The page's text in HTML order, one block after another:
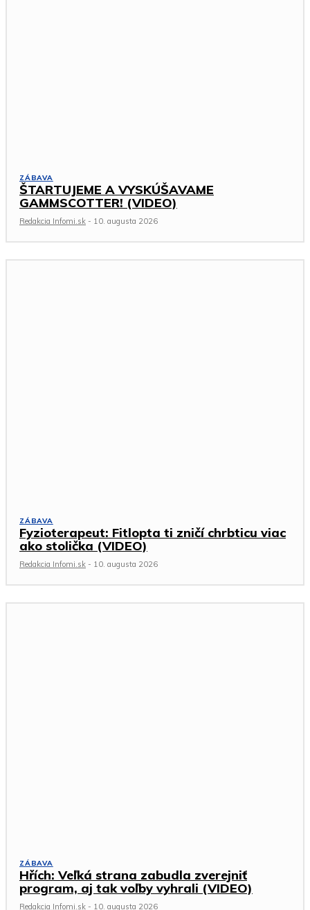
ZÁBAVA
ŠTARTUJEME A VYSKÚŠAVAME
GAMMSCOTTER! (VIDEO)
Redakcia Infomi.sk - 10. augusta 2026
ZÁBAVA
Fyzioterapeut: Fitlopta ti zničí chrbticu viac
ako stolička (VIDEO)
Redakcia Infomi.sk - 10. augusta 2026
ZÁBAVA
Hřích: Veľká strana zabudla zverejniť
program, aj tak voľby vyhrali (VIDEO)
Redakcia Infomi.sk - 10. augusta 2026